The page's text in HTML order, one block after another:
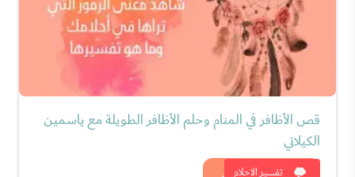
تفسير الاحلام
قص الأظافر في المنام وحلم الأظافر الطويلة مع ياسمين
الكيلاني